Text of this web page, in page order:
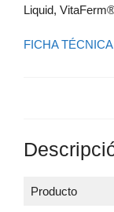
Liquid,
FICHA TÉCNICA
Producto